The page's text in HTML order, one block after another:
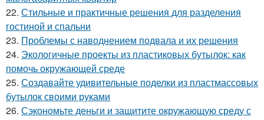
22. Стильные и практичные решения для разделения
гостиной и спальни
23. Проблемы с наводнением подвала и их решения
24. Экологичные проекты из пластиковых бутылок: как
помочь окружающей среде
25. Создавайте удивительные поделки из пластмассовых
бутылок своими руками
26. Сэкономьте деньги и защитите окружающую среду с